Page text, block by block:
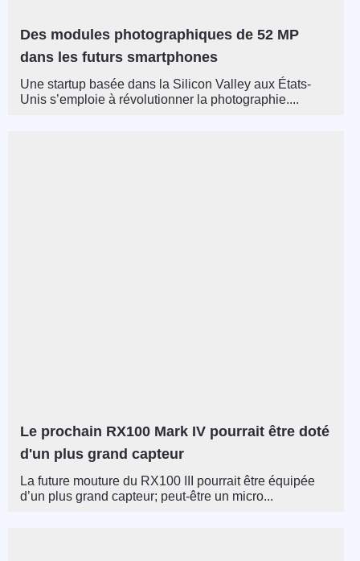
Des modules photographiques de 52 MP
dans les futurs smartphones
Une startup basée dans la Silicon Valley aux États-
Unis s’emploie à révolutionner la photographie....
Le prochain RX100 Mark IV pourrait être doté
d'un plus grand capteur
La future mouture du RX100 III pourrait être équipée
d’un plus grand capteur; peut-être un micro...